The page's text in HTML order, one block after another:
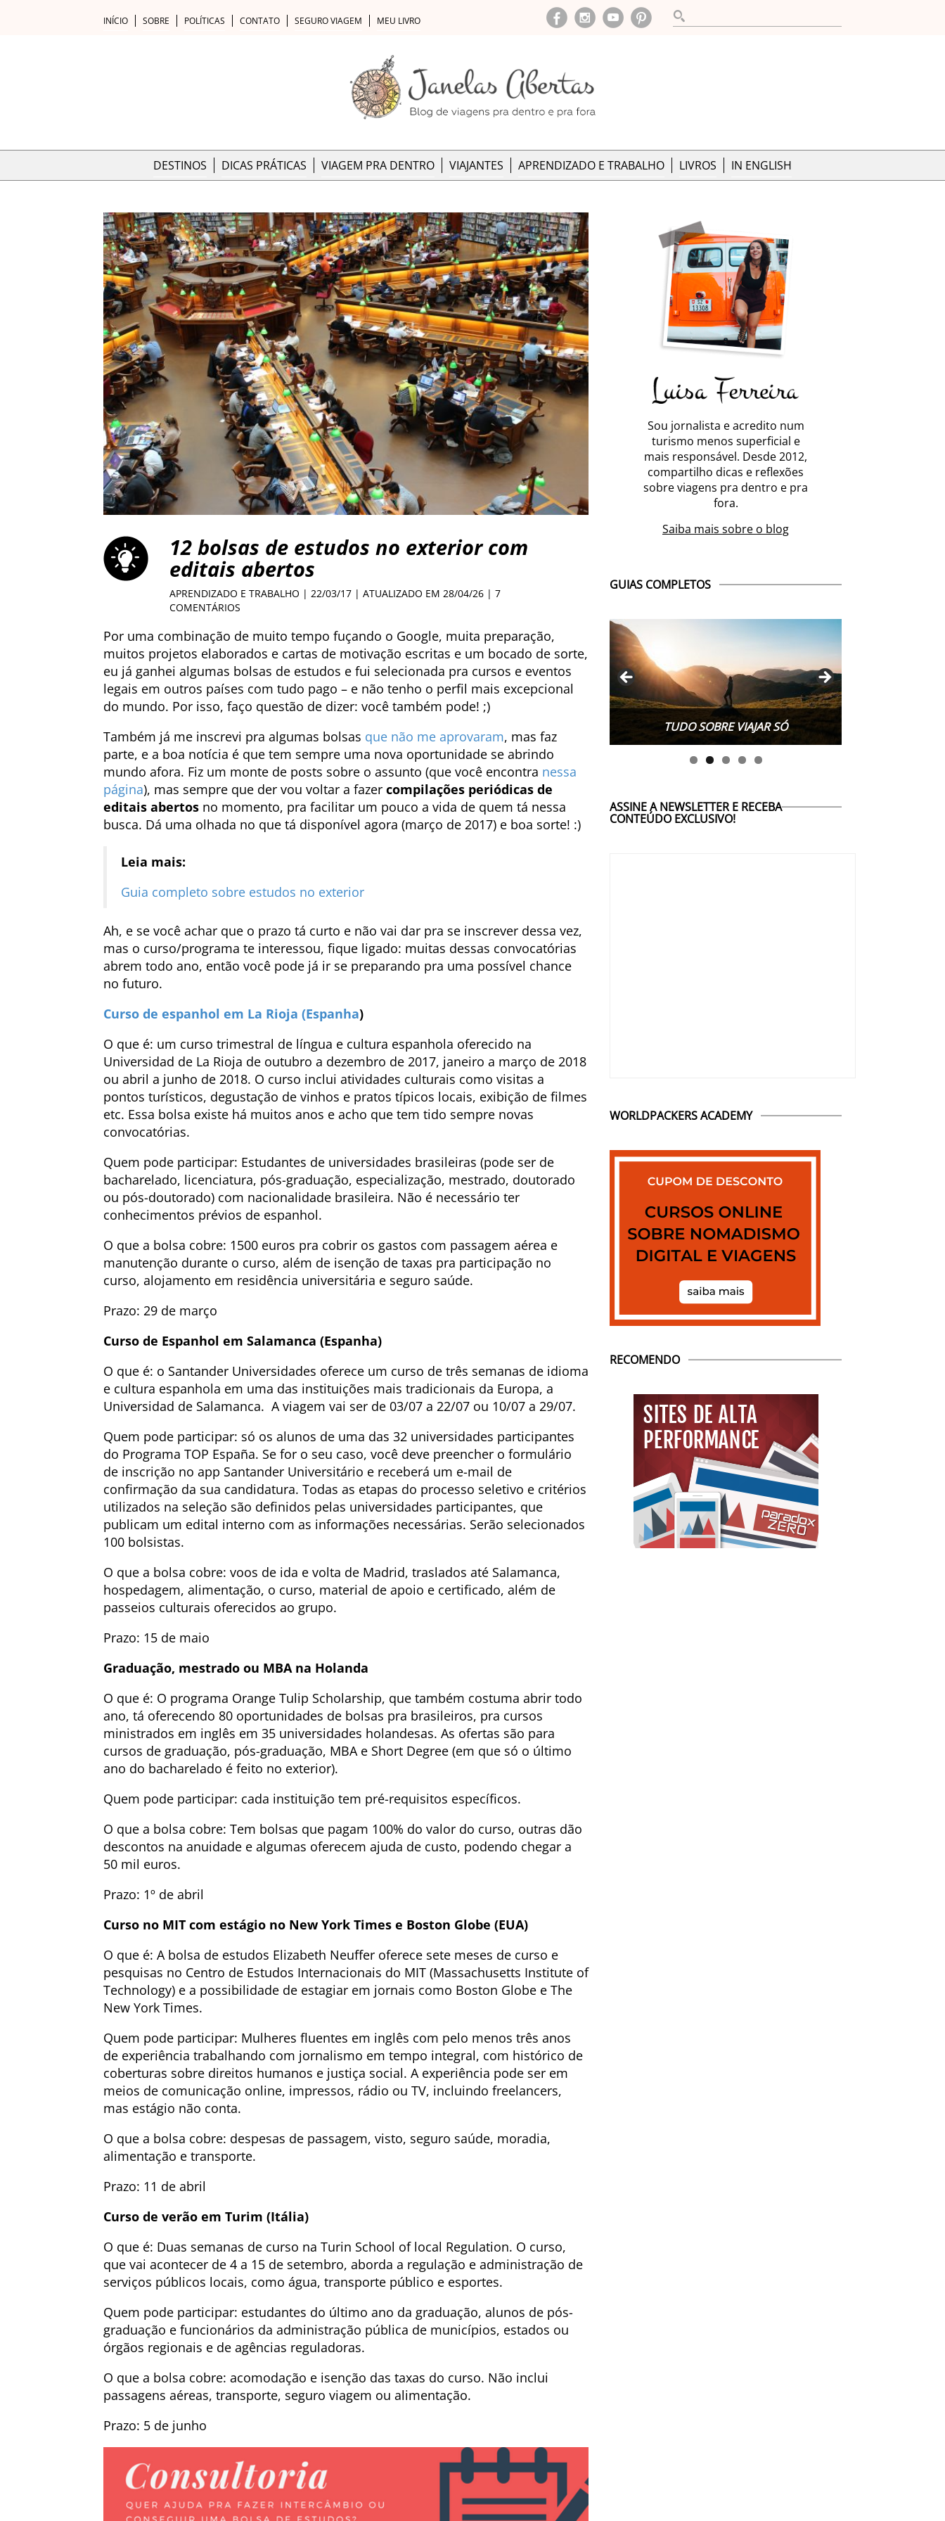
INÍCIO SOBRE POLÍTICAS CONTATO SEGURO VIAGEM MEU LIVRO
DESTINOS DICAS PRÁTICAS VIAGEM PRA DENTRO VIAJANTES APRENDIZADO E TRABALHO LIVROS IN ENGLISH
12 bolsas de estudos no exterior com
editais abertos
APRENDIZADO E TRABALHO | 22/03/17 | ATUALIZADO EM 28/04/26 | 7
COMENTÁRIOS
Por uma combinação de muito tempo fuçando o Google, muita preparação,
muitos projetos elaborados e cartas de motivação escritas e um bocado de sorte,
eu já ganhei algumas bolsas de estudos e fui selecionada pra cursos e eventos
legais em outros países com tudo pago – e não tenho o perfil mais excepcional
do mundo. Por isso, faço questão de dizer: você também pode! ;)
Também já me inscrevi pra algumas bolsas que não me aprovaram, mas faz
parte, e a boa notícia é que tem sempre uma nova oportunidade se abrindo
mundo afora. Fiz um monte de posts sobre o assunto (que você encontra nessa
página), mas sempre que der vou voltar a fazer compilações periódicas de
editais abertos no momento, pra facilitar um pouco a vida de quem tá nessa
busca. Dá uma olhada no que tá disponível agora (março de 2017) e boa sorte! :)
Leia mais:
Guia completo sobre estudos no exterior
Ah, e se você achar que o prazo tá curto e não vai dar pra se inscrever dessa vez,
mas o curso/programa te interessou, fique ligado: muitas dessas convocatórias
abrem todo ano, então você pode já ir se preparando pra uma possível chance
no futuro.
Curso de espanhol em La Rioja (Espanha)
O que é: um curso trimestral de língua e cultura espanhola oferecido na
Universidad de La Rioja de outubro a dezembro de 2017, janeiro a março de 2018
ou abril a junho de 2018. O curso inclui atividades culturais como visitas a
pontos turísticos, degustação de vinhos e pratos típicos locais, exibição de filmes
etc. Essa bolsa existe há muitos anos e acho que tem tido sempre novas
convocatórias.
Quem pode participar: Estudantes de universidades brasileiras (pode ser de
bacharelado, licenciatura, pós-graduação, especialização, mestrado, doutorado
ou pós-doutorado) com nacionalidade brasileira. Não é necessário ter
conhecimentos prévios de espanhol.
O que a bolsa cobre: 1500 euros pra cobrir os gastos com passagem aérea e
manutenção durante o curso, além de isenção de taxas pra participação no
curso, alojamento em residência universitária e seguro saúde.
Prazo: 29 de março
Curso de Espanhol em Salamanca (Espanha)
O que é: o Santander Universidades oferece um curso de três semanas de idioma
e cultura espanhola em uma das instituições mais tradicionais da Europa, a
Universidad de Salamanca. A viagem vai ser de 03/07 a 22/07 ou 10/07 a 29/07.
Quem pode participar: só os alunos de uma das 32 universidades participantes
do Programa TOP España. Se for o seu caso, você deve preencher o formulário
de inscrição no app Santander Universitário e receberá um e-mail de
confirmação da sua candidatura. Todas as etapas do processo seletivo e critérios
utilizados na seleção são definidos pelas universidades participantes, que
publicam um edital interno com as informações necessárias. Serão selecionados
100 bolsistas.
O que a bolsa cobre: voos de ida e volta de Madrid, traslados até Salamanca,
hospedagem, alimentação, o curso, material de apoio e certificado, além de
passeios culturais oferecidos ao grupo.
Prazo: 15 de maio
Graduação, mestrado ou MBA na Holanda
O que é: O programa Orange Tulip Scholarship, que também costuma abrir todo
ano, tá oferecendo 80 oportunidades de bolsas pra brasileiros, pra cursos
ministrados em inglês em 35 universidades holandesas. As ofertas são para
cursos de graduação, pós-graduação, MBA e Short Degree (em que só o último
ano do bacharelado é feito no exterior).
Quem pode participar: cada instituição tem pré-requisitos específicos.
O que a bolsa cobre: Tem bolsas que pagam 100% do valor do curso, outras dão
descontos na anuidade e algumas oferecem ajuda de custo, podendo chegar a
50 mil euros.
Prazo: 1º de abril
Curso no MIT com estágio no New York Times e Boston Globe (EUA)
O que é: A bolsa de estudos Elizabeth Neuffer oferece sete meses de curso e
pesquisas no Centro de Estudos Internacionais do MIT (Massachusetts Institute of
Technology) e a possibilidade de estagiar em jornais como Boston Globe e The
New York Times.
Quem pode participar: Mulheres fluentes em inglês com pelo menos três anos
de experiência trabalhando com jornalismo em tempo integral, com histórico de
coberturas sobre direitos humanos e justiça social. A experiência pode ser em
meios de comunicação online, impressos, rádio ou TV, incluindo freelancers,
mas estágio não conta.
O que a bolsa cobre: despesas de passagem, visto, seguro saúde, moradia,
alimentação e transporte.
Prazo: 11 de abril
Curso de verão em Turim (Itália)
O que é: Duas semanas de curso na Turin School of local Regulation. O curso,
que vai acontecer de 4 a 15 de setembro, aborda a regulação e administração de
serviços públicos locais, como água, transporte público e esportes.
Quem pode participar: estudantes do último ano da graduação, alunos de pós-
graduação e funcionários da administração pública de municípios, estados ou
órgãos regionais e de agências reguladoras.
O que a bolsa cobre: acomodação e isenção das taxas do curso. Não inclui
passagens aéreas, transporte, seguro viagem ou alimentação.
Prazo: 5 de junho
Sou jornalista e acredito num
turismo menos superficial e
mais responsável. Desde 2012,
compartilho dicas e reflexões
sobre viagens pra dentro e pra
fora.
Saiba mais sobre o blog
GUIAS COMPLETOS
TUDO SOBRE WORK EXCHANGE
ASSINE A NEWSLETTER E RECEBA
CONTEÚDO EXCLUSIVO!
WORLDPACKERS ACADEMY
RECOMENDO